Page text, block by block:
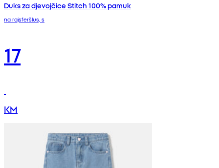
Duks za djevojčice Stitch 100% pamuk
na rajsferšlus, s
17
KM